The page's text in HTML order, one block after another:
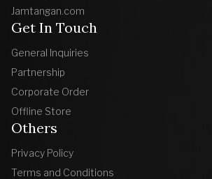
Jamtangan.com
Get In Touch
General Inquiries
Partnership
Corporate Order
Offline Store
Others
Privacy Policy
Terms and Conditions